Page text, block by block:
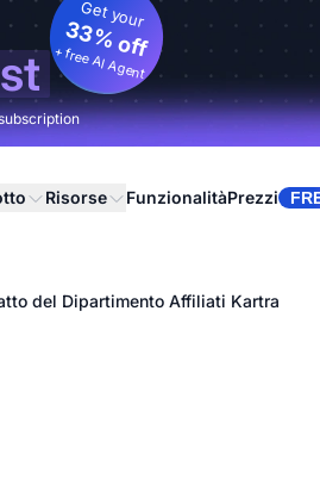
Get your
33% off
+ free AI Agent
Risorse FunzionalitàPrezzi
del Dipartimento Affiliati Kartra